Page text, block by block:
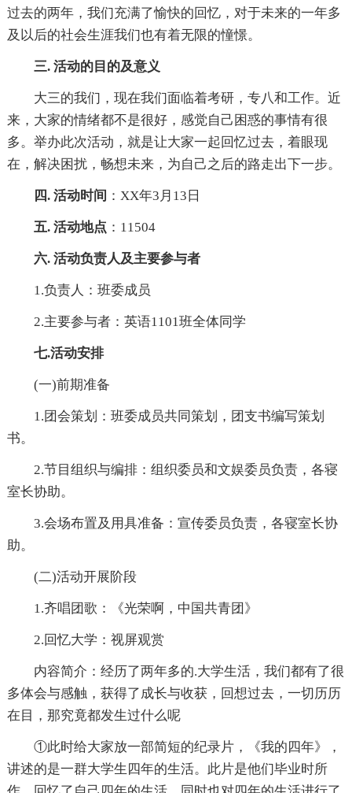
过去的两年，我们充满了愉快的回忆，对于未来的一年多
及以后的社会生涯我们也有着无限的憧憬。
三. 活动的目的及意义
大三的我们，现在我们面临着考研，专八和工作。近
来，大家的情绪都不是很好，感觉自己困惑的事情有很
多。举办此次活动，就是让大家一起回忆过去，着眼现
在，解决困扰，畅想未来，为自己之后的路走出下一步。
四. 活动时间 ：XX年3月13日
五. 活动地点 ：11504
六. 活动负责人及主要参与者
1.负责人：班委成员
2.主要参与者：英语1101班全体同学
七.活动安排
(一)前期准备
1.团会策划：班委成员共同策划，团支书编写策划
书。
2.节目组织与编排：组织委员和文娱委员负责，各寝
室长协助。
3.会场布置及用具准备：宣传委员负责，各寝室长协
助。
(二)活动开展阶段
1.齐唱团歌：《光荣啊，中国共青团》
2.回忆大学：视屏观赏
内容简介：经历了两年多的.大学生活，我们都有了很
多体会与感触，获得了成长与收获，回想过去，一切历历
在目，那究竟都发生过什么呢
①此时给大家放一部简短的纪录片，《我的四年》，
讲述的是一群大学生四年的生活。此片是他们毕业时所